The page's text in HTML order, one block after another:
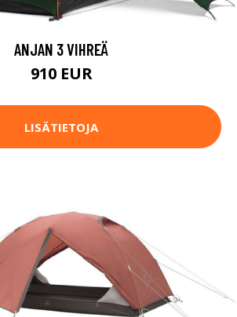
ANJAN 3 VIHREÄ
910 EUR
LISÄTIETOJA